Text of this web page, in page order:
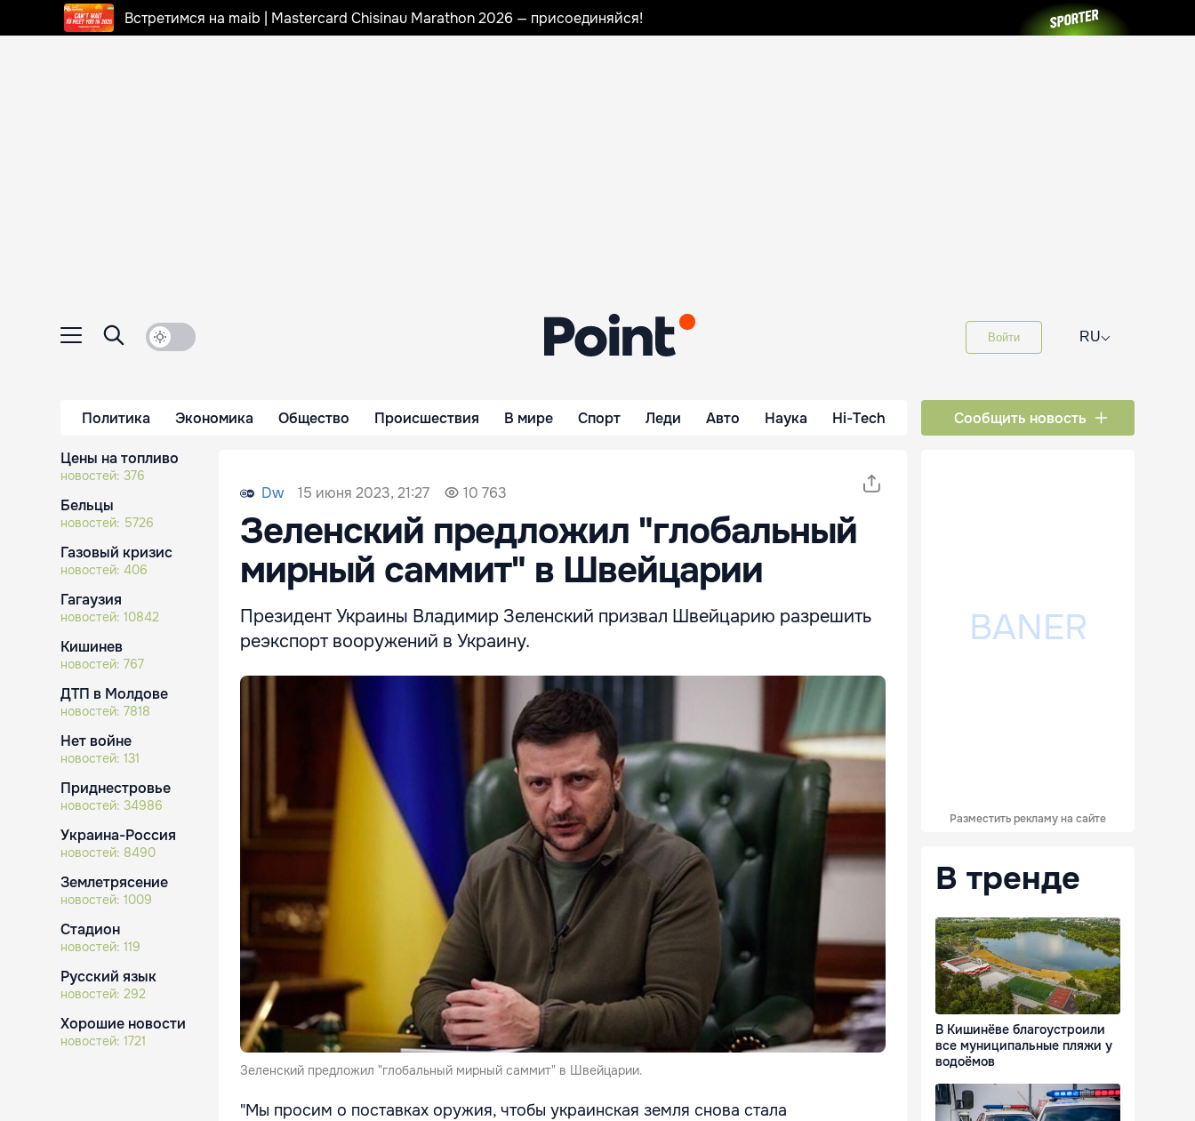
Встретимся на maib | Mastercard Chisinau Marathon 2026 — присоединяйся!
Войти RU⌵
Политика Экономика Общество Происшествия В мире Спорт Леди Авто Наука Hi-Tech Сообщить новость
Цены на топливо
новостей: 376
Бельцы
новостей: 5726
Газовый кризис
новостей: 406
Гагаузия
новостей: 10842
Кишинев
новостей: 767
ДТП в Молдове
новостей: 7818
Нет войне
новостей: 131
Приднестровье
новостей: 34986
Украина-Россия
новостей: 8490
Землетрясение
новостей: 1009
Стадион
новостей: 119
Русский язык
новостей: 292
Хорошие новости
новостей: 1721
Dw 15 июня 2023, 21:27 10 763
Зеленский предложил "глобальный
мирный саммит" в Швейцарии
Президент Украины Владимир Зеленский призвал Швейцарию разрешить
реэкспорт вооружений в Украину.
Зеленский предложил "глобальный мирный саммит" в Швейцарии.
"Мы просим о поставках оружия, чтобы украинская земля снова стала
Разместить рекламу на сайте
В тренде
В Кишинёве благоустроили
все муниципальные пляжи у
водоёмов